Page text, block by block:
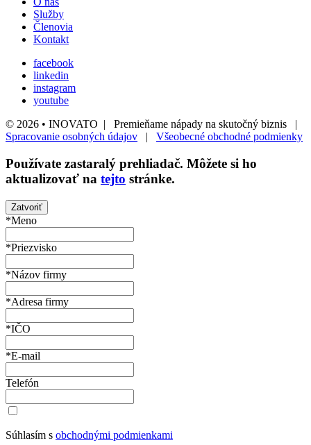
Služby
Členovia
Kontakt
facebook
linkedin
instagram
youtube
© 2026 • INOVATO | Premieňame nápady na skutočný biznis |
Spracovanie osobných údajov | Všeobecné obchodné podmienky
Používate zastaralý prehliadač. Môžete si ho
aktualizovať na tejto stránke.
Zatvoriť
*Meno
*Priezvisko
*Názov firmy
*Adresa firmy
*IČO
*E-mail
Telefón
Súhlasím s obchodnými podmienkami